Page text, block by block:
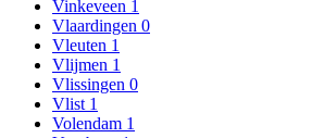
Vinkeveen 1
Vlaardingen 0
Vleuten 1
Vlijmen 1
Vlissingen 0
Vlist 1
Volendam 1